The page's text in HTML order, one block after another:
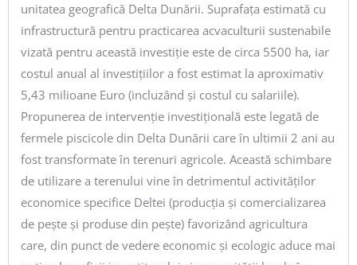
unitatea geografică Delta Dunării. Suprafața estimată cu
infrastructură pentru practicarea acvaculturii sustenabile
vizată pentru această investiție este de circa 5500 ha, iar
costul anual al investițiilor a fost estimat la aproximativ
5,43 milioane Euro (incluzând și costul cu salariile).
Propunerea de intervenție investițională este legată de
fermele piscicole din Delta Dunării care în ultimii 2 ani au
fost transformate în terenuri agricole. Această schimbare
de utilizare a terenului vine în detrimentul activităților
economice specifice Deltei (producția și comercializarea
de pește și produse din pește) favorizând agricultura
care, din punct de vedere economic și ecologic aduce mai